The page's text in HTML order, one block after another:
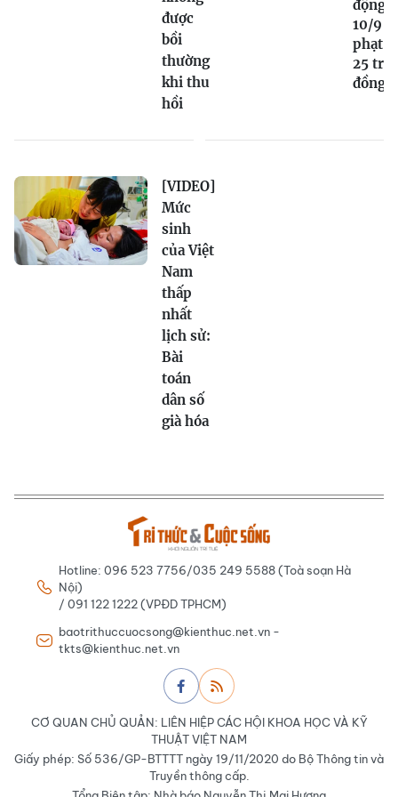
được
bồi
thường
khi thu
hồi
động
10/9 bị
phạt
25
đồng
[VIDEO]
Mức
sinh
của Việt
Nam
thấp
nhất
lịch sử:
Bài
toán
dân số
già hóa
Hotline: 096 523 7756/035 249 5588 (Toà soạn Hà
Nội)
/ 091 122 1222 (VPĐD TPHCM)
baotrithuccuocsong@kienthuc.net.vn -
tkts@kienthuc.net.vn
CƠ QUAN CHỦ QUẢN: LIÊN HIỆP CÁC HỘI KHOA HỌC VÀ KỸ
THUẬT VIỆT NAM
Giấy phép: Số 536/GP-BTTTT ngày 19/11/2020 do Bộ Thông tin và
Truyền thông cấp.